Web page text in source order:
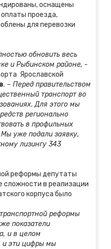
оснащены
проезда,
для перевозки
обновить весь
и Рыбинском районе, -
Ярославской
. – Перед правительством
транспорт во
Для этого мы
регионально
в профильных
уже подали заявку,
лизингу 343
реформы депутаты
сложности в реализации
корпуса было
реформы
показатели
и в целом
и эти цифры мы